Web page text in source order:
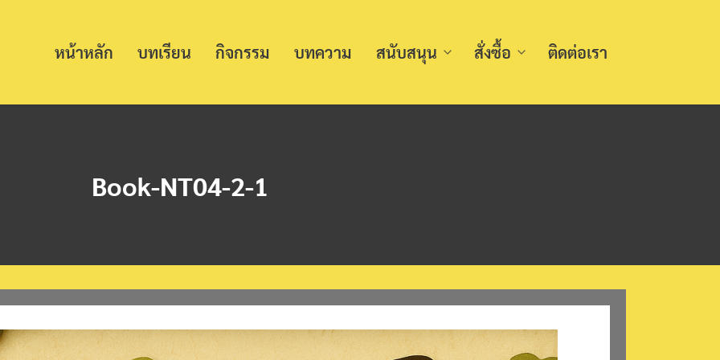
หน้าหลัก บทเรียน กิจกรรม บทความ สนับสนุน สั่งซื้อ ติดต่อเรา
Book-NT04-2-1